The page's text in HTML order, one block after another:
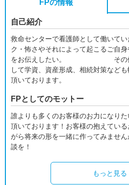
FPの情報
自己紹介
救命センターで看護師として働いて
ク・怖さやそれによって起こるご自
をお伝えしたい。 その他に
して学資、資産形成、相続対策など
頂いております。
FPとしてのモットー
誰よりも多くのお客様のお力になり
頂いております！お客様の抱えてい
がら将来の形を一緒に作ってみませ
談を！
もっと見る